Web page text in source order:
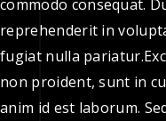
commodo consequat.
reprehenderit in
fugiat nulla
non proident, sunt in
anim id est laborum.